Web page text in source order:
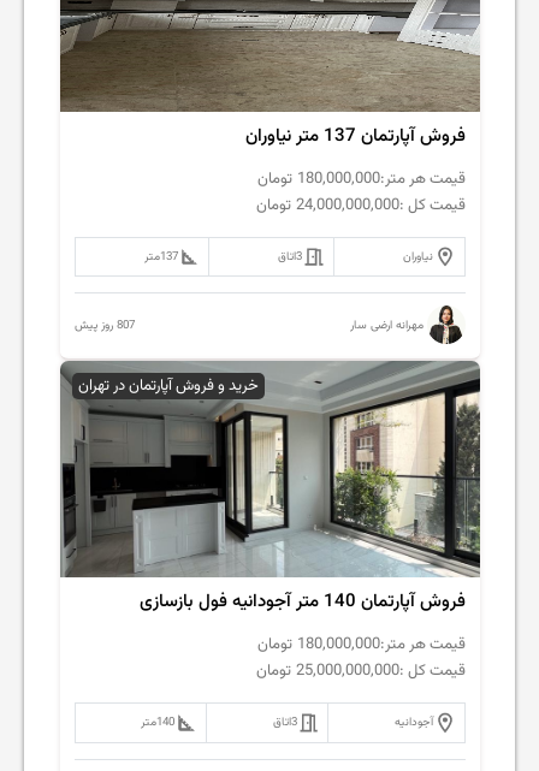
فروش آپارتمان 137 متر نیاوران
قیمت هر متر:180,000,000 تومان
قیمت کل :24,000,000,000 تومان
نیاوران 3اتاق 137متر
مهرانه ارضی سار 807 روز پیش
خرید و فروش آپارتمان در تهران
فروش آپارتمان 140 متر آجودانیه فول بازسازی
قیمت هر متر:180,000,000 تومان
قیمت کل :25,000,000,000 تومان
آجودانیه 3اتاق 140متر